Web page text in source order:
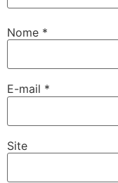
Nome *
E-mail *
Site